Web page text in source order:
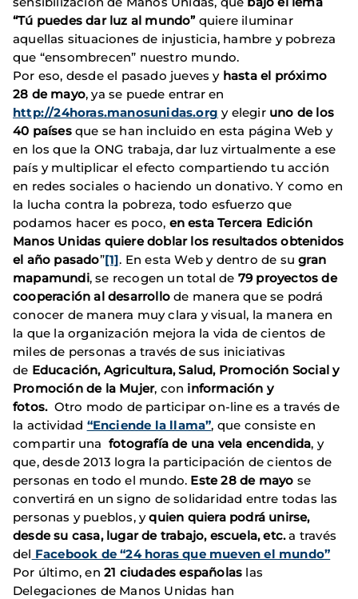
“Tú puedes dar luz al mundo”quiere iluminar
aquellas situaciones de injusticia, hambre y pobreza
que “ensombrecen” nuestro mundo.
Por eso, desde el pasado jueves y hasta el próximo
28 de mayo, ya se puede entrar en
http://24horas.manosunidas.org y elegir uno de los
40 paísesque se han incluido en esta página Web y
en los que la ONG trabaja, dar luz virtualmente a ese
país y multiplicar el efecto compartiendo tu acción
en redes sociales o haciendo un donativo. Y como en
la lucha contra la pobreza, todo esfuerzo que
podamos hacer es poco, en esta Tercera Edición
Manos Unidas quiere doblar los resultados obtenidos
el año pasado”[1]. En esta Web y dentro de sugran
mapamundi, se recogen un total de 79 proyectos de
cooperación al desarrollo de manera que se podrá
conocer de manera muy clara y visual, la manera en
la que la organización mejora la vida de cientos de
miles de personas a través de sus iniciativas
de Educación, Agricultura, Salud, Promoción Social y
Promoción de la Mujer, con información y
fotos.Otro modo de participar on-line es a través de
la actividad “Enciende la llama”, que consiste en
compartir una fotografía de una vela encendida, y
que, desde 2013 logra la participación de cientos de
personas en todo el mundo. Este 28 de mayo se
convertirá en un signo de solidaridad entre todas las
personas y pueblos, yquien quiera podrá unirse,
desde su casa, lugar de trabajo, escuela, etc.a través
del Facebook de “24 horas que mueven el mundo”
Por último, en 21 ciudades españolas las
Delegaciones de Manos Unidas han